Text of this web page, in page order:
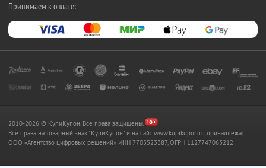
Принимаем к оплате:
2010-2026 © КупиКупон. Все права защищены.
Все права на товарный знак "КупиКупон" и на сайт www.kupikupon.ru принадлежат
OOO «Агентство цифровых решений» ИНН 7705523387, ОГРН 1127747063212